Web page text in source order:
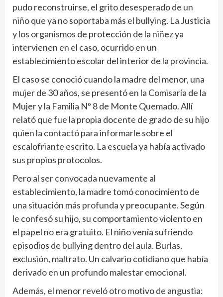
pudo reconstruirse, el grito desesperado de un
niño que ya no soportaba más el bullying. La Justicia
y los organismos de protección de la niñez ya
intervienen en el caso, ocurrido en un
establecimiento escolar del interior de la provincia.
El caso se conoció cuando la madre del menor, una
mujer de 30 años, se presentó en la Comisaría de la
Mujer y la Familia Nº 8 de Monte Quemado. Allí
relató que fue la propia docente de grado de su hijo
quien la contactó para informarle sobre el
escalofriante escrito. La escuela ya había activado
sus propios protocolos.
Pero al ser convocada nuevamente al
establecimiento, la madre tomó conocimiento de
una situación más profunda y preocupante. Según
le confesó su hijo, su comportamiento violento en
el papel no era gratuito. El niño venía sufriendo
episodios de bullying dentro del aula. Burlas,
exclusión, maltrato. Un calvario cotidiano que había
derivado en un profundo malestar emocional.
Además, el menor reveló otro motivo de angustia: